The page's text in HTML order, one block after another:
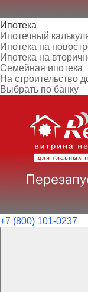
Ипотека
Ипотечный
Ипотека на
Ипотека на
Семейная ипотека
На строительство
Выбрать по банку
+7 (800) 101-0237